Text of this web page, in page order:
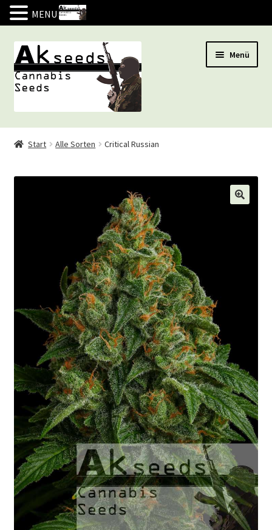
Zur
Navigation
springen
Zum
Inhalt
springen
Menü
Marihuana Samen
Fast Flowering
GOLD Strains Edition
PLATINUM Strains Edition
Keimung von Samen
Warenkorb
Mein Konto
Versandkosten
Kontakt
Start Alle Sorten Critical Russian
MENU